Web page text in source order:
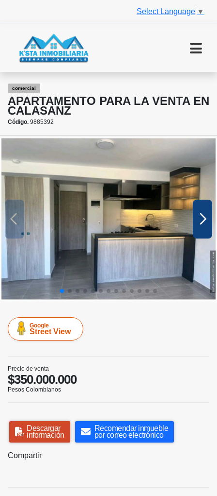
Select Language ▼
comercial
APARTAMENTO PARA LA VENTA EN
CALASANZ
Código. 9885392
Google
Street View
Precio de venta
$350.000.000
Pesos Colombianos
Descargar
información
Recomendar inmueble
por correo electrónico
Compartir